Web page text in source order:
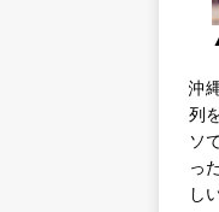
沖
列
ソ
っ
し